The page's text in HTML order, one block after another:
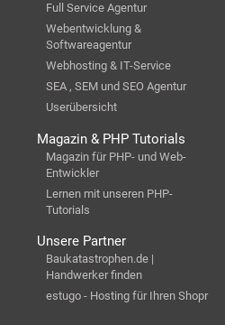
Full Service Agentur
Webentwicklung &
Softwareagentur
Webhosting & IT-Service
SEA , SEM und SEO Agentur
Userübersicht
Magazin & PHP Tutorials
Magazin für PHP- und Web-
Entwickler
Lernen mit unseren PHP-
Tutorials
Unsere Partner
Baukatastrophen.de |
Handwerker finden
estugo - Hosting für Ihren Shopr